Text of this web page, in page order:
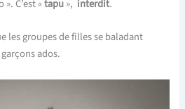
C’est «tapu», interdit.
les groupes de filles se baladant
ados.